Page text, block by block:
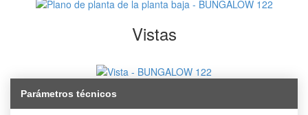
Vistas
Parámetros técnicos